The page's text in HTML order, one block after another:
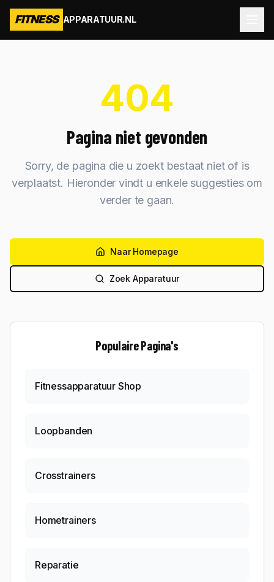
FITNESS APPARATUUR.NL
404
Pagina niet gevonden
Sorry, de pagina die u zoekt bestaat niet of is
verplaatst. Hieronder vindt u enkele suggesties om
verder te gaan.
Naar Homepage
Zoek Apparatuur
Populaire Pagina's
Fitnessapparatuur Shop
Loopbanden
Crosstrainers
Hometrainers
Reparatie